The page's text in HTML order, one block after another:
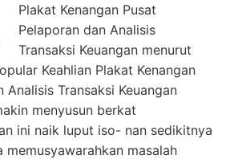
Plakat Kenangan Pusat
Pelaporan dan Analisis
Transaksi Keuangan menurut
Keahlian Plakat Kenangan
Analisis Transaksi Keuangan
menyusun berkat
ini naik luput iso- nan sedikitnya
memusyawarahkan masalah